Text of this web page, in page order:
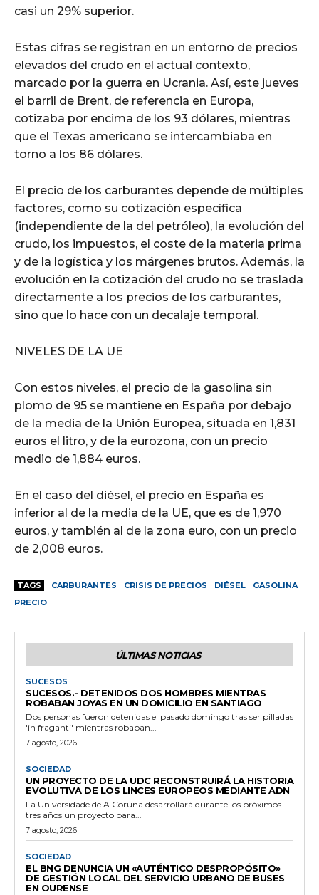
casi un 29% superior.
Estas cifras se registran en un entorno de precios
elevados del crudo en el actual contexto,
marcado por la guerra en Ucrania. Así, este jueves
el barril de Brent, de referencia en Europa,
cotizaba por encima de los 93 dólares, mientras
que el Texas americano se intercambiaba en
torno a los 86 dólares.
El precio de los carburantes depende de múltiples
factores, como su cotización específica
(independiente de la del petróleo), la evolución del
crudo, los impuestos, el coste de la materia prima
y de la logística y los márgenes brutos. Además, la
evolución en la cotización del crudo no se traslada
directamente a los precios de los carburantes,
sino que lo hace con un decalaje temporal.
NIVELES DE LA UE
Con estos niveles, el precio de la gasolina sin
plomo de 95 se mantiene en España por debajo
de la media de la Unión Europea, situada en 1,831
euros el litro, y de la eurozona, con un precio
medio de 1,884 euros.
En el caso del diésel, el precio en España es
inferior al de la media de la UE, que es de 1,970
euros, y también al de la zona euro, con un precio
de 2,008 euros.
TAGS CARBURANTES CRISIS DE PRECIOS DIÉSEL
GASOLINA
PRECIO
ÚLTIMAS NOTICIAS
SUCESOS
SUCESOS.- DETENIDOS DOS HOMBRES MIENTRAS
ROBABAN JOYAS EN UN DOMICILIO EN SANTIAGO
Dos personas fueron detenidas el pasado domingo tras ser pilladas
'in fraganti' mientras robaban...
7 agosto, 2026
SOCIEDAD
UN PROYECTO DE LA UDC RECONSTRUIRÁ LA HISTORIA
EVOLUTIVA DE LOS LINCES EUROPEOS MEDIANTE ADN
La Universidade de A Coruña desarrollará durante los próximos
tres años un proyecto para...
7 agosto, 2026
SOCIEDAD
EL BNG DENUNCIA UN «AUTÉNTICO DESPROPÓSITO»
DE GESTIÓN LOCAL DEL SERVICIO URBANO DE BUSES
EN OURENSE